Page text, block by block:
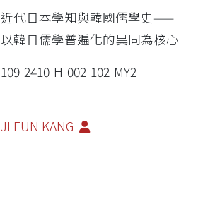
近代日本學知與韓國儒學史——
以韓日儒學普遍化的異同為核心
109-2410-H-002-102-MY2
JI EUN KANG